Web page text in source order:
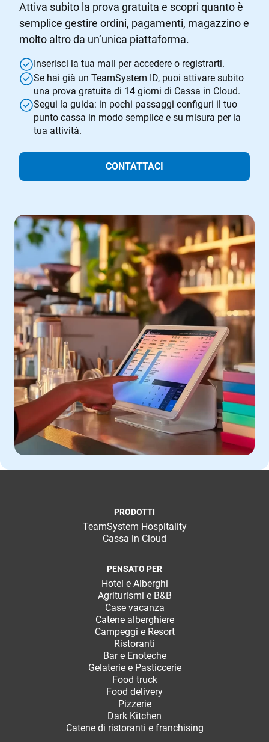
Attiva subito la prova gratuita e scopri quanto è
semplice gestire ordini, pagamenti, magazzino e
molto altro da un’unica piattaforma.
Inserisci la tua mail per accedere o registrarti.
Se hai già un TeamSystem ID, puoi attivare subito
una prova gratuita di 14 giorni di Cassa in Cloud.
Segui la guida: in pochi passaggi configuri il tuo
punto cassa in modo semplice e su misura per la
tua attività.
CONTATTACI
PRODOTTI
TeamSystem Hospitality
Cassa in Cloud
PENSATO PER
Hotel e Alberghi
Agriturismi e B&B
Case vacanza
Catene alberghiere
Campeggi e Resort
Ristoranti
Bar e Enoteche
Gelaterie e Pasticcerie
Food truck
Food delivery
Pizzerie
Dark Kitchen
Catene di ristoranti e franchising